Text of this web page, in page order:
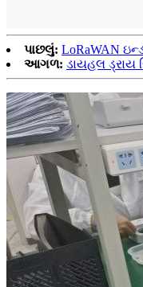
પાછલું: LoRaWAN
આગળ: ડાયહલ ડ્રાય